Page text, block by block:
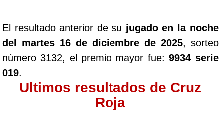
El resultado anterior de su jugado en la noche
del martes 16 de diciembre de 2025, sorteo
número 3132, el premio mayor fue:9934 serie
019.
Ultimos resultados de Cruz
Roja